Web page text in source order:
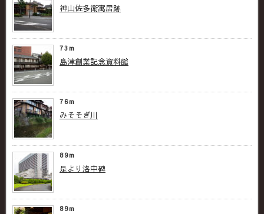
神山佐多衛寓居跡
73m
島津創業記念資料館
76m
みそそぎ川
89m
是より洛中碑
89m